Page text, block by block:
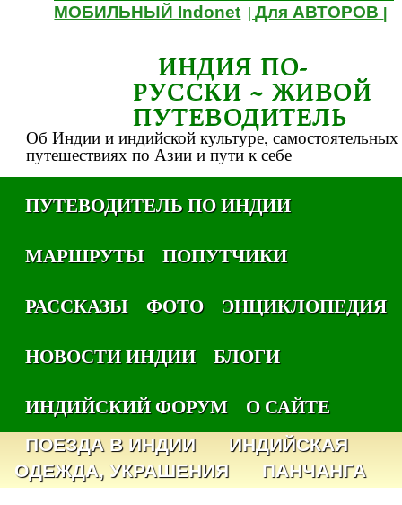
МОБИЛЬНЫЙ Indonet |Для АВТОРОВ
ИНДИЯ ПО-
РУССКИ ~ ЖИВОЙ
ПУТЕВОДИТЕЛЬ
Об Индии и индийской культуре, самостоятельных
путешествиях по Азии и пути к себе
ПУТЕВОДИТЕЛЬ ПО ИНДИИ
МАРШРУТЫ
ПОПУТЧИКИ
РАССКАЗЫ
ФОТО
ЭНЦИКЛОПЕДИЯ
НОВОСТИ ИНДИИ
БЛОГИ
ИНДИЙСКИЙ ФОРУМ
О САЙТЕ
ПОЕЗДА В ИНДИИ
ИНДИЙСКАЯ
ОДЕЖДА, УКРАШЕНИЯ
ПАНЧАНГА